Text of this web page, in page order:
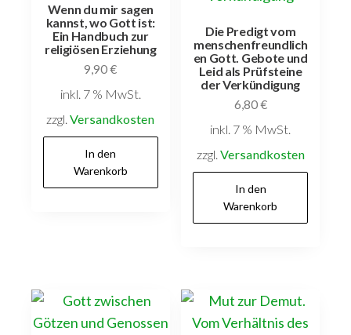
Wenn du mir sagen
kannst, wo Gott ist:
Ein Handbuch zur
religiösen Erziehung
9,90€
inkl. 7 % MwSt.
zzgl.Versandkosten
In den
Warenkorb
Die Predigt vom
menschenfreundlich
en Gott. Gebote und
Leid als Prüfsteine
der Verkündigung
6,80€
inkl. 7 % MwSt.
zzgl. Versandkosten
In den
Warenkorb